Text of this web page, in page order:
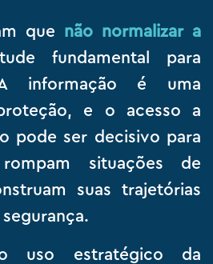
que não normalizar a
fundamental para
informação é uma
e o acesso a
pode ser decisivo para
situações de
suas trajetórias
uso estratégico da